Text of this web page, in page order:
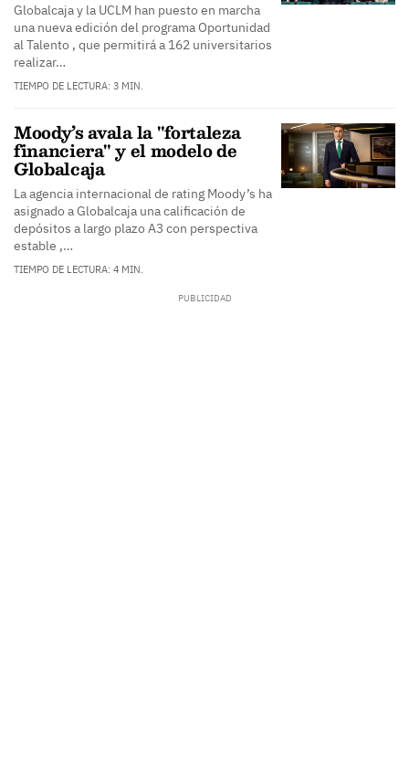
Globalcaja y la UCLM han puesto en marcha
una nueva edición del programa Oportunidad
al Talento , que permitirá a 162 universitarios
realizar…
TIEMPO DE LECTURA: 3 MIN.
Moody’s avala la "fortaleza
financiera" y el modelo de
Globalcaja
La agencia internacional de rating Moody’s ha
asignado a Globalcaja una calificación de
depósitos a largo plazo A3 con perspectiva
estable ,…
TIEMPO DE LECTURA: 4 MIN.